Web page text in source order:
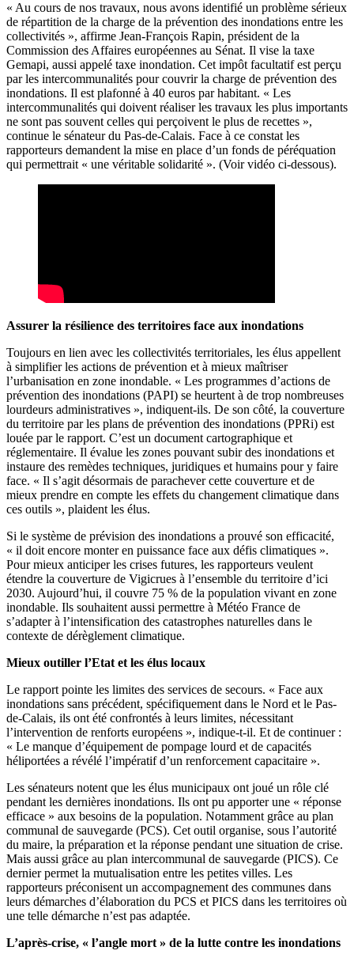
« Au cours de nos travaux, nous avons identifié un problème sérieux
de répartition de la charge de la prévention des inondations entre les
collectivités », affirme Jean-François Rapin, président de la
Commission des Affaires européennes au Sénat. Il vise la taxe
Gemapi, aussi appelé taxe inondation. Cet impôt facultatif est perçu
par les intercommunalités pour couvrir la charge de prévention des
inondations. Il est plafonné à 40 euros par habitant. « Les
intercommunalités qui doivent réaliser les travaux les plus importants
ne sont pas souvent celles qui perçoivent le plus de recettes »,
continue le sénateur du Pas-de-Calais. Face à ce constat les
rapporteurs demandent la mise en place d’un fonds de péréquation
qui permettrait « une véritable solidarité ». (Voir vidéo ci-dessous).
Assurer la résilience des territoires face aux inondations
Toujours en lien avec les collectivités territoriales, les élus appellent
à simplifier les actions de prévention et à mieux maîtriser
l’urbanisation en zone inondable. « Les programmes d’actions de
prévention des inondations (PAPI) se heurtent à de trop nombreuses
lourdeurs administratives », indiquent-ils. De son côté, la couverture
du territoire par les plans de prévention des inondations (PPRi) est
louée par le rapport. C’est un document cartographique et
réglementaire. Il évalue les zones pouvant subir des inondations et
instaure des remèdes techniques, juridiques et humains pour y faire
face. « Il s’agit désormais de parachever cette couverture et de
mieux prendre en compte les effets du changement climatique dans
ces outils », plaident les élus.
Si le système de prévision des inondations a prouvé son efficacité,
« il doit encore monter en puissance face aux défis climatiques ».
Pour mieux anticiper les crises futures, les rapporteurs veulent
étendre la couverture de Vigicrues à l’ensemble du territoire d’ici
2030. Aujourd’hui, il couvre 75 % de la population vivant en zone
inondable. Ils souhaitent aussi permettre à Météo France de
s’adapter à l’intensification des catastrophes naturelles dans le
contexte de dérèglement climatique.
Mieux outiller l’Etat et les élus locaux
Le rapport pointe les limites des services de secours. « Face aux
inondations sans précédent, spécifiquement dans le Nord et le Pas-
de-Calais, ils ont été confrontés à leurs limites, nécessitant
l’intervention de renforts européens », indique-t-il. Et de continuer :
« Le manque d’équipement de pompage lourd et de capacités
héliportées a révélé l’impératif d’un renforcement capacitaire ».
Les sénateurs notent que les élus municipaux ont joué un rôle clé
pendant les dernières inondations. Ils ont pu apporter une « réponse
efficace » aux besoins de la population. Notamment grâce au plan
communal de sauvegarde (PCS). Cet outil organise, sous l’autorité
du maire, la préparation et la réponse pendant une situation de crise.
Mais aussi grâce au plan intercommunal de sauvegarde (PICS). Ce
dernier permet la mutualisation entre les petites villes. Les
rapporteurs préconisent un accompagnement des communes dans
leurs démarches d’élaboration du PCS et PICS dans les territoires où
une telle démarche n’est pas adaptée.
L’après-crise, « l’angle mort » de la lutte contre les inondations